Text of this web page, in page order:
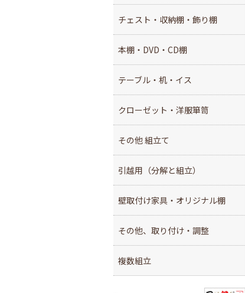
チェスト・収納棚・飾り棚
本棚・DVD・CD棚
テーブル・机・イス
クローゼット・洋服箪笥
その他 組立て
引越用（分解と組立）
壁取付け家具・オリジナル棚
その他、取り付け・調整
複数組立